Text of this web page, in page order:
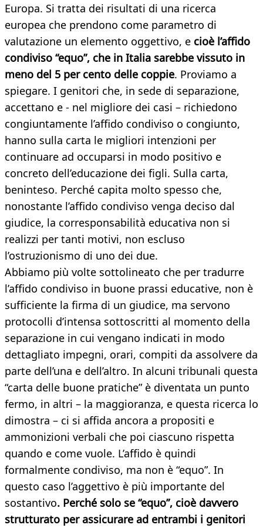
Europa. Si tratta dei risultati di una ricerca
europea che prendono come parametro di
valutazione un elemento oggettivo, e cioè l’affido
condiviso “equo”, che in Italia sarebbe vissuto in
meno del 5 per cento delle coppie. Proviamo a
spiegare. I genitori che, in sede di separazione,
accettano e - nel migliore dei casi – richiedono
congiuntamente l’affido condiviso o congiunto,
hanno sulla carta le migliori intenzioni per
continuare ad occuparsi in modo positivo e
concreto dell’educazione dei figli. Sulla carta,
beninteso. Perché capita molto spesso che,
nonostante l’affido condiviso venga deciso dal
giudice, la corresponsabilità educativa non si
realizzi per tanti motivi, non escluso
l’ostruzionismo di uno dei due.
Abbiamo più volte sottolineato che per tradurre
l’affido condiviso in buone prassi educative, non è
sufficiente la firma di un giudice, ma servono
protocolli d’intensa sottoscritti al momento della
separazione in cui vengano indicati in modo
dettagliato impegni, orari, compiti da assolvere da
parte dell’una e dell’altro. In alcuni tribunali questa
“carta delle buone pratiche” è diventata un punto
fermo, in altri – la maggioranza, e questa ricerca lo
dimostra – ci si affida ancora a propositi e
ammonizioni verbali che poi ciascuno rispetta
quando e come vuole. L’affido è quindi
formalmente condiviso, ma non è “equo”. In
questo caso l’aggettivo è più importante del
sostantivo. Perché solo se “equo”, cioè davvero
strutturato per assicurare ad entrambi i genitori